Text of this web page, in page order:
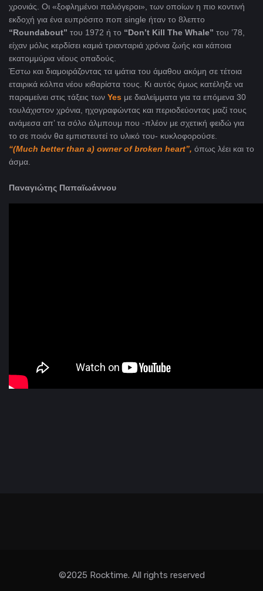
χρονιάς. Οι «ξοφλημένοι παλιόγεροι», των οποίων η πιο κοντινή
εκδοχή για ένα ευπρόσιτο ποπ single ήταν το 8λεπτο
“Roundabout” του 1972 ή το “Don’t Kill The Whale” του ’78,
είχαν μόλις κερδίσει καμιά τριανταριά χρόνια ζωής και κάποια
εκατομμύρια νέους οπαδούς.
Έστω και διαμοιράζοντας τα ιμάτια του άμαθου ακόμη σε τέτοια
εταιρικά κόλπα νέου κιθαρίστα τους. Κι αυτός όμως κατέληξε να
παραμείνει στις τάξεις των Yes με διαλείμματα για τα επόμενα 30
τουλάχιστον χρόνια, ηχογραφώντας και περιοδεύοντας μαζί τους
ανάμεσα απ’ τα σόλο άλμπουμ που -πλέον με σχετική φειδώ για
το σε ποιόν θα εμπιστευτεί το υλικό του- κυκλοφορούσε.
“(Much better than a) owner of broken heart”, όπως λέει και το
άσμα.
Παναγιώτης Παπαϊωάννου
©2025 Rocktime. All rights reserved